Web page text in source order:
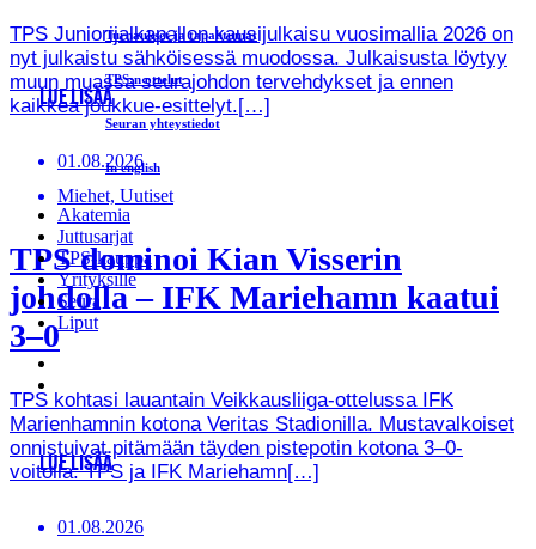
Turnaukset ja tapahtumat
TPS:n ottelut
Seuran yhteystiedot
In english
Akatemia
Juttusarjat
TPS-kauppa
Yrityksille
Seura
Liput
TPS Juniorijalkapallon kausijulkaisu vuosimallia 2026 on
nyt julkaistu sähköisessä muodossa. Julkaisusta löytyy
muun muassa seurajohdon tervehdykset ja ennen
kaikkea joukkue-esittelyt.[…]
LUE LISÄÄ
01.08.2026
Miehet, Uutiset
TPS dominoi Kian Visserin
johdolla – IFK Mariehamn kaatui
3–0
TPS kohtasi lauantain Veikkausliiga-ottelussa IFK
Marienhamnin kotona Veritas Stadionilla. Mustavalkoiset
onnistuivat pitämään täyden pistepotin kotona 3–0-
voitolla. TPS ja IFK Mariehamn[…]
LUE LISÄÄ
01.08.2026